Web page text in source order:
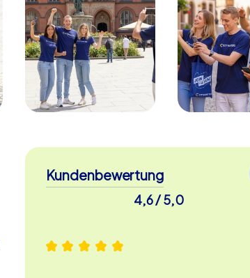
Kundenbewertung
4,6 / 5,0